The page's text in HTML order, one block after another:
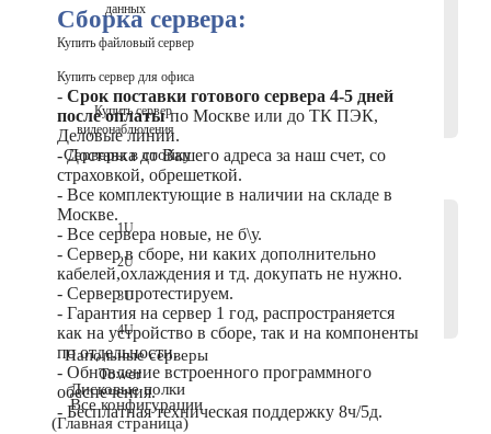
Сборка сервера:
-Срок поставки готового сервера 4-5 дней
после оплатыпо Москве или до ТК ПЭК,
Деловые линии.
- Доставка до Вашего адреса за наш счет, со
страховкой, обрешеткой.
- Все комплектующие в наличии на складе в
Москве.
- Все сервера новые, не б\у.
- Сервер в сборе, ни каких дополнительно
кабелей,охлаждения и тд. докупать не нужно.
- Сервер протестируем.
- Гарантия на сервер 1 год, распространяется
как на устройство в сборе, так и на компоненты
по отдельности.
- Обновление встроенного программного
обеспечения.
- Бесплатная техническая поддержку 8ч/5д.
данных
Купить файловый сервер
Купить сервер для офиса
Купить сервер
видеонаблюдения
Серверы в стойку
1U
2U
3U
4U
Напольные серверы
Tower
Дисковые полки
Все конфигурации
(Главная страница)